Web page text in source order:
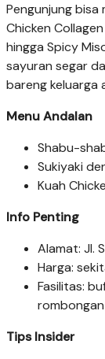
Pengunjung bisa
Chicken
hingga Spicy
sayuran segar
bareng keluarga
Menu Andalan
Shabu-
Sukiyaki
Kuah
Info Penting
Alamat: Jl.
Harga:
Fasilitas:
rombongan
Tips Insider